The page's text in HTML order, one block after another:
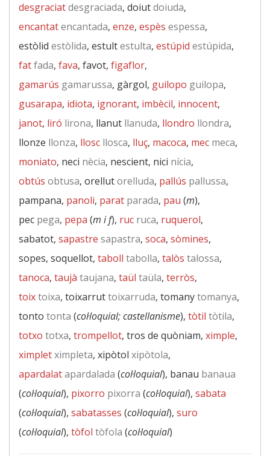
desgraciatdesgraciada, doiutdoiuda,
encantatencantada, enze, espès espessa,
estòlid estòlida, estultestulta, estúpid estúpida,
fatfada, fava, favot, figaflor,
gamarús gamarussa, gàrgol, guilopo guilopa,
gusarapa, idiota, ignorant, imbècil, innocent,
janot, liró lirona, llanut llanuda, llondro llondra,
llonze llonza, llosc llosca, lluç, macoca, mec meca,
moniato, neci nècia, nescient, nici nícia,
obtús obtusa, orellutorelluda, pallús pallussa,
pampana, panoli, parat parada, pau (m),
pec pega, pepa (m i f), ruc ruca, ruquerol,
sabatot, sapastre sapastra, soca, sòmines,
sopes, soquellot, taboll tabolla, talòs talossa,
tanoca, taujà taujana, taül taüla, terròs,
toixtoixa, toixarruttoixarruda, tomanytomanya,
tonto tonta (col·loquial; castellanisme), tòtil tòtila,
totxo totxa, trompellot, tros de quòniam, ximple,
ximpletximpleta, xipòtol xipòtola,
apardalatapardalada (col·loquial), banau banaua
(col·loquial), pixorro pixorra (col·loquial), sabata
(col·loquial), sabatasses (col·loquial), suro
(col·loquial), tòfol tòfola (col·loquial)